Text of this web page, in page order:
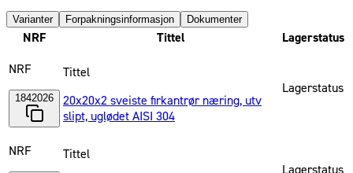
Varianter Forpakningsinformasjon Dokumenter
NRF Tittel
Lagerstatus
NRF
1842026
Tittel
20x20x2 sveiste firkantrør næring, utv
slipt, uglødet AISI 304
Lagerstatus
NRF
Tittel